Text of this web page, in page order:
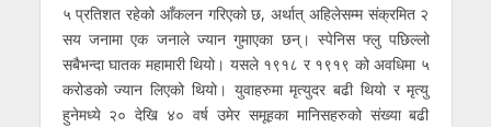
५ प्रतिशत रहेको आँकलन गरिएको छ, अर्थात् अहिलेसम्म संक्रमित २
सय जनामा एक जनाले ज्यान गुमाएका छन्। स्पेनिस फ्लु पछिल्लो
सबैभन्दा घातक महामारी थियो। यसले १९१८ र १९१९ को अवधिमा ५
करोडको ज्यान लिएको थियो। युवाहरुमा मृत्युदर बढी थियो र मृत्यु
हुनेमध्ये २० देखि ४० वर्ष उमेर समूहका मानिसहरुको संख्या बढी